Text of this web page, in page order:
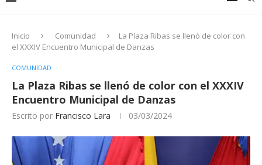
Inicio Comunidad
La Plaza Ribas se llenó de color con
el XXXIV Encuentro Municipal de Danzas
COMUNIDAD
La Plaza Ribas se llenó de color con el XXXIV
Encuentro Municipal de Danzas
Escrito por Francisco Lara 03/03/2024